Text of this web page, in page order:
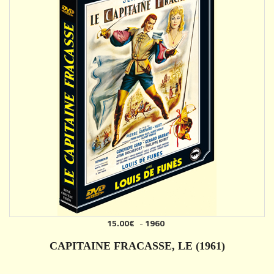
15.00€ -1960
CAPITAINE FRACASSE, LE (1961)